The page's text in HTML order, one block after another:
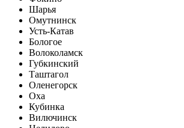
Шарья
Омутнинск
Усть-Катав
Бологое
Волоколамск
Губкинский
Таштагол
Оленегорск
Оха
Кубинка
Вилючинск